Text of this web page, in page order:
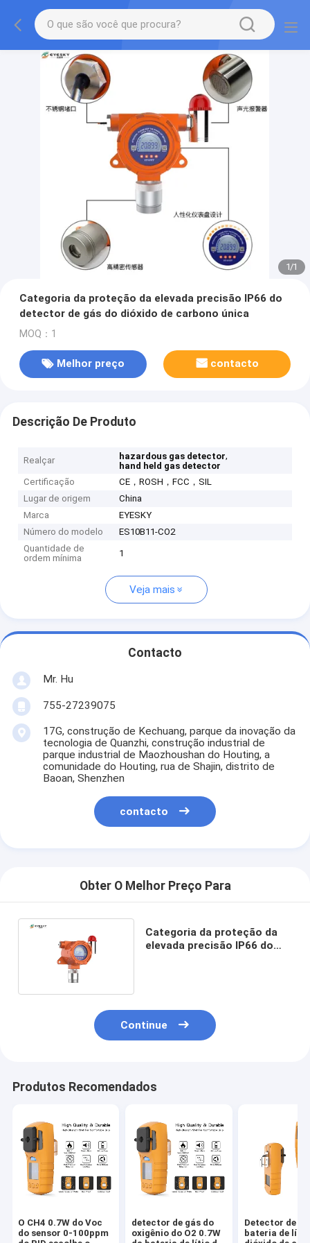
1/1
Categoria da proteção da elevada precisão IP66 do
detector de gás do dióxido de carbono única
MOQ：1
Melhor preço contacto
Descrição De Produto
Realçar hazardous gas detector,
hand held gas detector
Certificação
CE，ROSH，FCC，SIL
Lugar de origem
China
Marca
EYESKY
Número do modelo
ES10B11-CO2
Quantidade de
ordem mínima
1
Veja mais
Contacto
Mr. Hu
755-27239075
17G, construção de Kechuang, parque da inovação da
tecnologia de Quanzhi, construção industrial de
parque industrial de Maozhoushan do Houting, a
comunidade do Houting, rua de Shajin, distrito de
Baoan, Shenzhen
contacto
Obter O Melhor Preço Para
Categoria da proteção da
elevada precisão IP66 do
Continue
Produtos Recomendados
O CH4 0.7W do Voc
do sensor 0-100ppm
detector de gás do
oxigênio do O2 0.7W
Detector de
bateria de